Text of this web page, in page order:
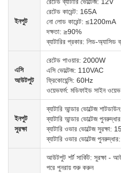
ইনপুট
রেটেড ব্যাটারি ভোল্টেজ: 12V
রেটেড কারেন্ট: 165A
নো লোড কারেন্ট: ≤1200mA
দক্ষতা: ≥90%
ব্যাটারির প্রকার: লিড-অ্যাসিড
এসি
আউটপুট
রেটেড পাওয়ার: 2000W
এসি ভোল্টেজ: 110VAC
ফ্রিকোয়েন্সি: 60Hz
ওয়েভফর্ম: মডিফাইড সাইন ওয়েভ
ইনপুট
সুরক্ষা
ব্যাটারি আন্ডার ভোল্টেজ
ব্যাটারি আন্ডার ভোল্টেজ
ব্যাটারি ওভার ভোল্টেজ
ব্যাটারি ওভার ভোল্টেজ
আউটপুট শর্ট সার্কিট: সুরক্ষা -
পরে পুনরায় শুরু করুন